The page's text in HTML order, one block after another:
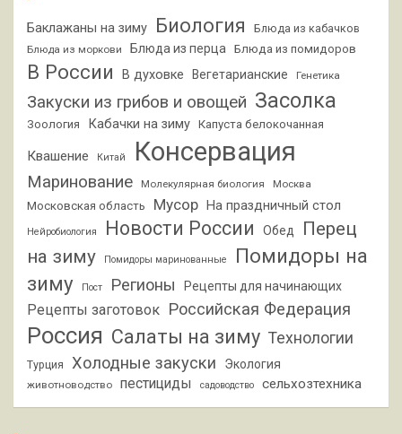
Баклажаны на зиму Биология Блюда из кабачков
Блюда из моркови Блюда из перца Блюда из помидоров
В России В духовке Вегетарианские Генетика
Закуски из грибов и овощей Засолка
Зоология Кабачки на зиму Капуста белокочанная
Квашение Китай Консервация
Маринование Молекулярная биология Москва
Московская область Мусор На праздничный стол
Нейробиология Новости России Обед
Перец
на зиму
Помидоры маринованные
Помидоры на
зиму
Пост Регионы Рецепты для начинающих
Рецепты заготовок Российская Федерация
Россия Салаты на зиму Технологии
Турция Холодные закуски Экология
животноводство пестициды садоводство сельхозтехника